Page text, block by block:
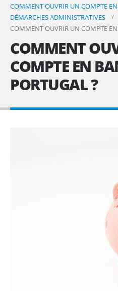
COMMENT OUVRIR UN COMPTE
DÉMARCHES ADMINISTRATIVES
COMMENT OUVRIR UN COMPTE
COMMENT
COMPTE EN
PORTUGAL ?